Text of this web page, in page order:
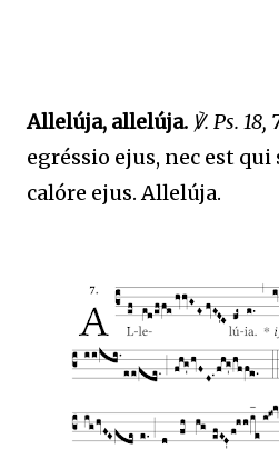
Allelúja, allelúja. ℣. Ps. 18,
egréssio ejus, nec est qui
calóre ejus. Allelúja.